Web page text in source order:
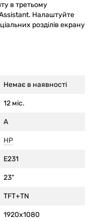
в третьому
Налаштуйте
розділів екрану
Немає в наявності
12 міс.
A
HP
E231
23"
TFT+TN
1920x1080